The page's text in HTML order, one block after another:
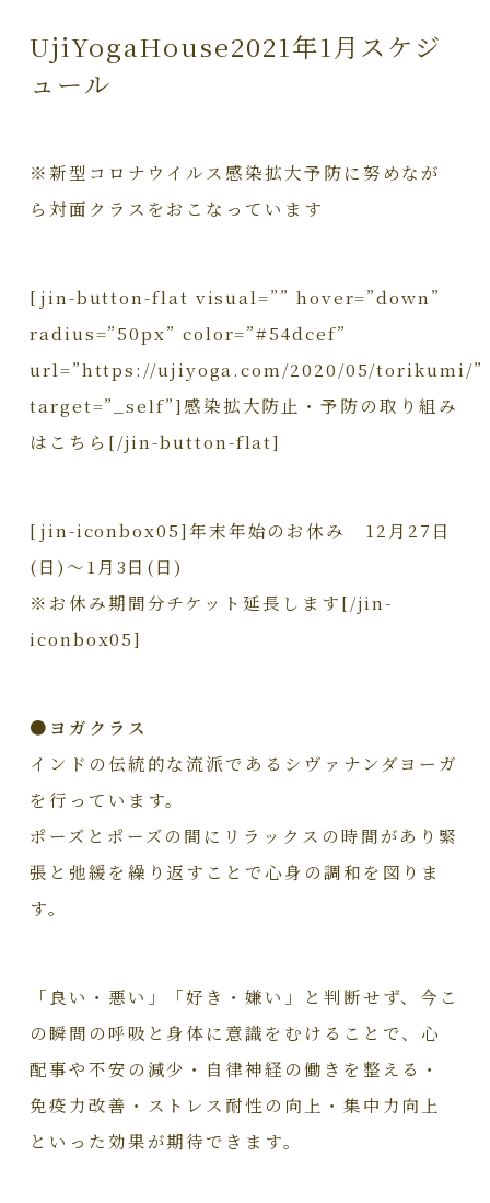
UjiYogaHouse2021年1月スケジ
ュール
※新型コロナウイルス感染拡大予防に努めなが
ら対面クラスをおこなっています
[jin-button-flat visual=”” hover=”down”
radius=”50px” color=”#54dcef”
url=”https://ujiyoga.com/2020/05/torikumi/”
target=”_self”]感染拡大防止・予防の取り組み
はこちら[/jin-button-flat]
[jin-iconbox05]年末年始のお休み 12月27日
(日)～1月3日(日)
※お休み期間分チケット延長します[/jin-
iconbox05]
●ヨガクラス
インドの伝統的な流派であるシヴァナンダヨーガ
を行っています。
ポーズとポーズの間にリラックスの時間があり緊
張と弛緩を繰り返すことで心身の調和を図りま
す。
「良い・悪い」「好き・嫌い」と判断せず、今こ
の瞬間の呼吸と身体に意識をむけることで、心
配事や不安の減少・自律神経の働きを整える・
免疫力改善・ストレス耐性の向上・集中力向上
といった効果が期待できます。